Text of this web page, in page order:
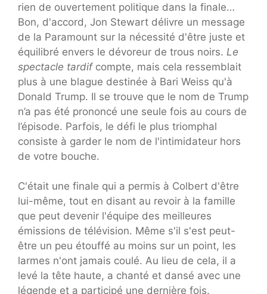
rien de ouvertement politique dans la finale…
Bon, d'accord, Jon Stewart délivre un message
de la Paramount sur la nécessité d'être juste et
équilibré envers le dévoreur de trous noirs. Le
spectacle tardifcompte, mais cela ressemblait
plus à une blague destinée à Bari Weiss qu'à
Donald Trump. Il se trouve que le nom de Trump
n’a pas été prononcé une seule fois au cours de
l’épisode. Parfois, le défi le plus triomphal
consiste à garder le nom de l'intimidateur hors
de votre bouche.
C'était une finale qui a permis à Colbert d'être
lui-même, tout en disant au revoir à la famille
que peut devenir l'équipe des meilleures
émissions de télévision. Même s'il s'est peut-
être un peu étouffé au moins sur un point, les
larmes n'ont jamais coulé. Au lieu de cela, il a
levé la tête haute, a chanté et dansé avec une
légende et a participé une dernière fois.